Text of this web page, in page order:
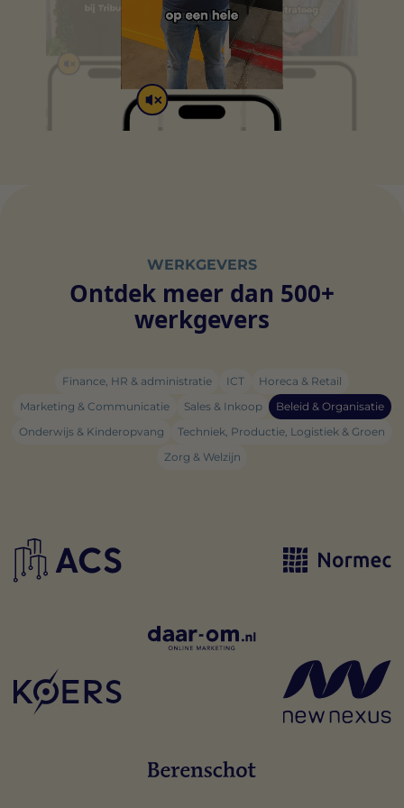
individuele gebruiker en daardoor waardevoller voor
uitgevers en externe adverteerders.
geclassificeerde cookies, waarbij we samenwerken met
de leveranciers van elke cookie.
WERKGEVERS
Ontdek meer dan 500+
werkgevers
Finance, HR & administratie ICT
Horeca & Retail
Marketing & Communicatie
Sales & Inkoop
Beleid & Organisatie
Onderwijs & Kinderopvang
Techniek, Productie, Logistiek & Groen
Zorg & Welzijn